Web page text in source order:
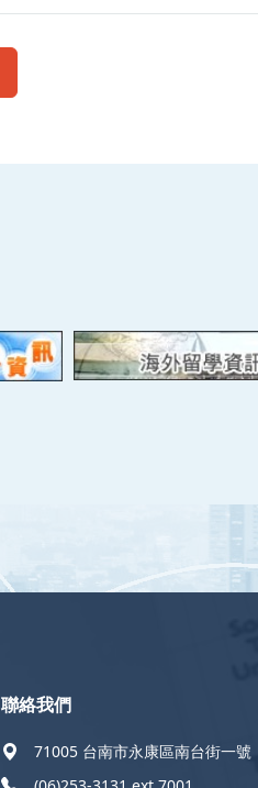
聯絡我們
71005 台南市永康區南台街一號